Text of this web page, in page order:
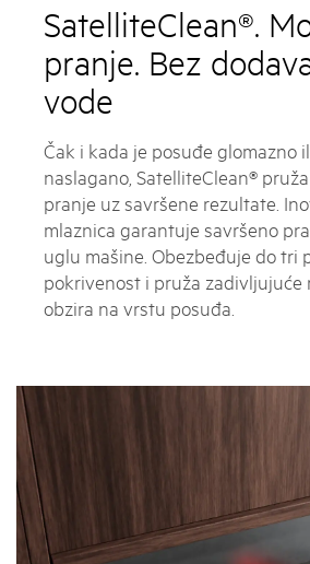
SatelliteClean®.
pranje. Bez
vode
Čak i kada je posuđe glomazno
naslagano, SatelliteClean®
pranje uz savršene rezultate.
mlaznica garantuje savršeno
uglu mašine. Obezbeđuje do tri
pokrivenost i pruža zadivljujuće
obzira na vrstu posuđa.